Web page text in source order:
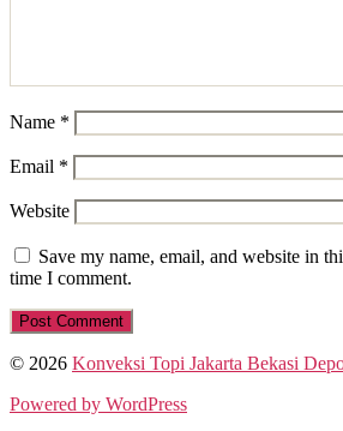
Name *
Email *
Website
Save my name, email, and website in
time I comment.
© 2026 Konveksi Topi Jakarta Bekasi
Powered by WordPress